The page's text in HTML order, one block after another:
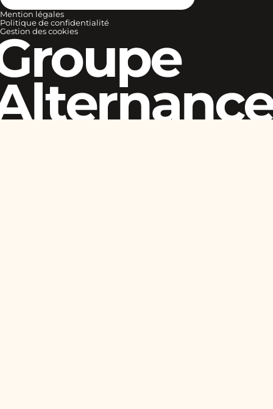
Mention légales
Politique de confidentialité
Gestion des cookies